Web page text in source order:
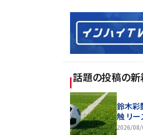
話題の投稿の
鈴木彩
触 リ
2026/